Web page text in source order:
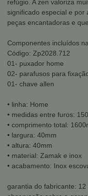
refúgio. A zen valoriza
significado especial e
peças encantadoras e
Componentes incluídos
Código: Zp2028.712
01- puxador home
02- parafusos para
01- chave allen
• linha: Home
• medidas entre furos:
• comprimento total:
• largura: 40mm
• altura: 40mm
• material: Zamak e inox
• acabamento: Inox
garantia do fabricante: 12